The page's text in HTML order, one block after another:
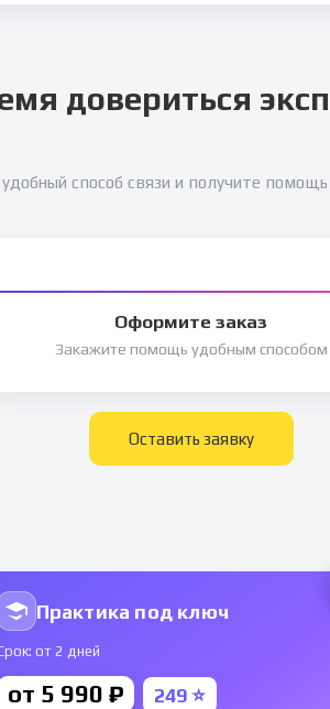
довериться
способ связи и получите помощь
Оформите заказ
Закажите помощь удобным способом
Оставить заявку
Практика под ключ
от 2 дней
от 5 990 ₽ 249 ⭐